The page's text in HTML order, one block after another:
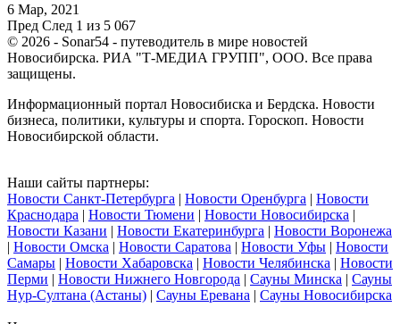
6 Мар, 2021
Пред След 1 из 5 067
© 2026 - Sonar54 - путеводитель в мире новостей
Новосибирска. РИА "Т-МЕДИА ГРУПП", ООО. Все права
защищены.
Информационный портал Новосибиска и Бердска. Новости
бизнеса, политики, культуры и спорта. Гороскоп. Новости
Новосибирской области.
Наши сайты партнеры:
Новости Санкт-Петербурга | Новости Оренбурга | Новости
Краснодара | Новости Тюмени | Новости Новосибирска |
Новости Казани | Новости Екатеринбурга | Новости Воронежа
| Новости Омска | Новости Саратова | Новости Уфы | Новости
Самары | Новости Хабаровска | Новости Челябинска | Новости
Перми | Новости Нижнего Новгорода | Сауны Минска | Сауны
Нур-Султана (Астаны) | Сауны Еревана | Сауны Новосибирска